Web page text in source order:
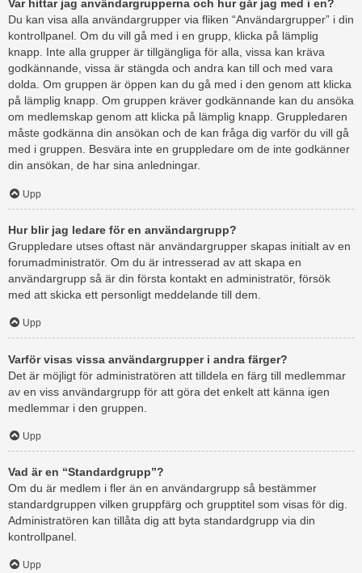
Var hittar jag användargrupperna och hur går jag med i en?
Du kan visa alla användargrupper via fliken “Användargrupper” i din
kontrollpanel. Om du vill gå med i en grupp, klicka på lämplig
knapp. Inte alla grupper är tillgängliga för alla, vissa kan kräva
godkännande, vissa är stängda och andra kan till och med vara
dolda. Om gruppen är öppen kan du gå med i den genom att klicka
på lämplig knapp. Om gruppen kräver godkännande kan du ansöka
om medlemskap genom att klicka på lämplig knapp. Gruppledaren
måste godkänna din ansökan och de kan fråga dig varför du vill gå
med i gruppen. Besvära inte en gruppledare om de inte godkänner
din ansökan, de har sina anledningar.
Upp
Hur blir jag ledare för en användargrupp?
Gruppledare utses oftast när användargrupper skapas initialt av en
forumadministratör. Om du är intresserad av att skapa en
användargrupp så är din första kontakt en administratör, försök
med att skicka ett personligt meddelande till dem.
Upp
Varför visas vissa användargrupper i andra färger?
Det är möjligt för administratören att tilldela en färg till medlemmar
av en viss användargrupp för att göra det enkelt att känna igen
medlemmar i den gruppen.
Upp
Vad är en “Standardgrupp”?
Om du är medlem i fler än en användargrupp så bestämmer
standardgruppen vilken gruppfärg och grupptitel som visas för dig.
Administratören kan tillåta dig att byta standardgrupp via din
kontrollpanel.
Upp